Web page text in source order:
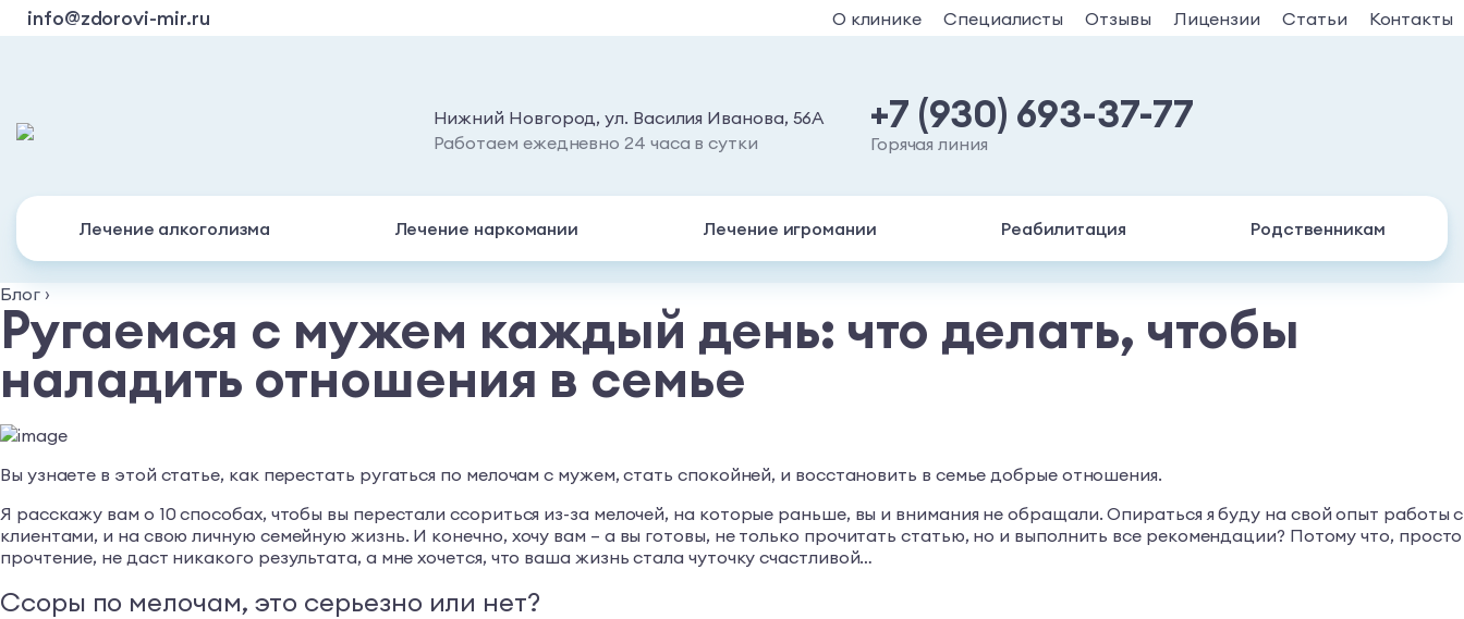
info@zdorovi-mir.ru О клинике Специалисты Отзывы Лицензии Статьи Контакты
Нижний Новгород, ул. Василия Иванова, 56А
Работаем ежедневно 24 часа в сутки
+7 (930) 693-37-77
Горячая линия
Лечение алкоголизма Лечение наркомании Лечение игромании Реабилитация Родственникам
Блог ›
Ругаемся с мужем каждый день: что делать, чтобы
наладить отношения в семье
Вы узнаете в этой статье, как перестать ругаться по мелочам с мужем, стать спокойней, и восстановить в семье добрые отношения.
Я расскажу вам о 10 способах, чтобы вы перестали ссориться из-за мелочей, на которые раньше, вы и внимания не обращали. Опираться я буду на свой опыт работы с
клиентами, и на свою личную семейную жизнь. И конечно, хочу вам – а вы готовы, не только прочитать статью, но и выполнить все рекомендации? Потому что, просто
прочтение, не даст никакого результата, а мне хочется, что ваша жизнь стала чуточку счастливой…
Ссоры по мелочам, это серьезно или нет?